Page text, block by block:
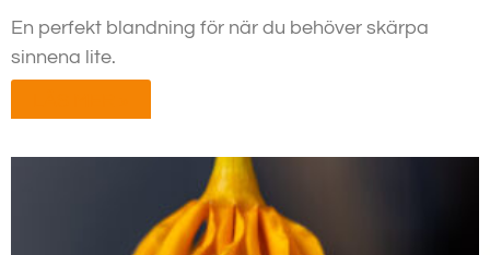
En perfekt blandning för när du behöver skärpa
sinnena lite.